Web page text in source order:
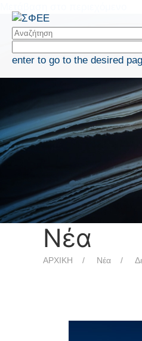
enter to go to the desired
Νέα
ΑΡΧΙΚΗ Νέα